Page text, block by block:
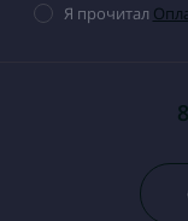
Я прочитал